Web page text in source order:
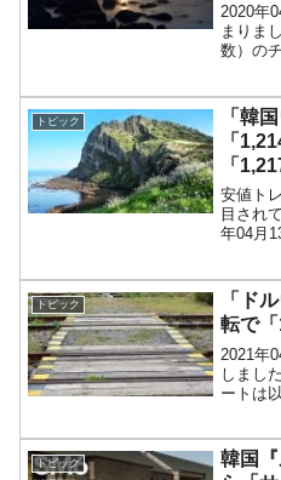
2020年
まりま
数）の
た（チ
用）。
が重い
トピック
「韓
「
「
安値ト
目され
年04月
間）、
『
現在の
トピック
「ド
転で
2021年
しまし
ートは
ートは
同）。
「1ドル
トピック
韓国